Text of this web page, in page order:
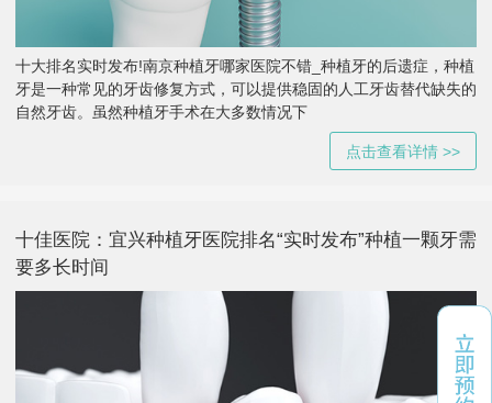
十大排名实时发布!南京种植牙哪家医院不错_种植牙的后遗症，种植
牙是一种常见的牙齿修复方式，可以提供稳固的人工牙齿替代缺失的
自然牙齿。虽然种植牙手术在大多数情况下
点击查看详情 >>
十佳医院：宜兴种植牙医院排名“实时发布”种植一颗牙需
要多长时间